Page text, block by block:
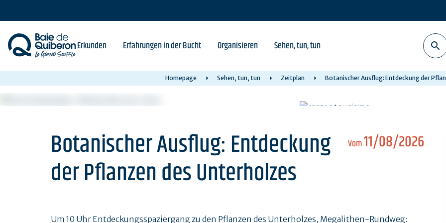
content
Erkunden Erfahrungen in der Bucht Organisieren Sehen, tun, tun
Homepage Sehen, tun, tun Zeitplan Botanischer Ausflug: Entdeckung der
Vom11/08/2026
Botanischer Ausflug: Entdeckung
der Pflanzen des Unterholzes
Um 10 Uhr Entdeckungsspaziergang zu den Pflanzen des Unterholzes, Megalithen-Rundweg: